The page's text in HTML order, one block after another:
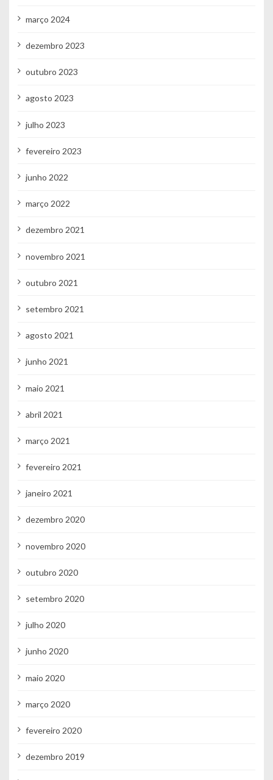
março 2024
dezembro 2023
outubro 2023
agosto 2023
julho 2023
fevereiro 2023
junho 2022
março 2022
dezembro 2021
novembro 2021
outubro 2021
setembro 2021
agosto 2021
junho 2021
maio 2021
abril 2021
março 2021
fevereiro 2021
janeiro 2021
dezembro 2020
novembro 2020
outubro 2020
setembro 2020
julho 2020
junho 2020
maio 2020
março 2020
fevereiro 2020
dezembro 2019